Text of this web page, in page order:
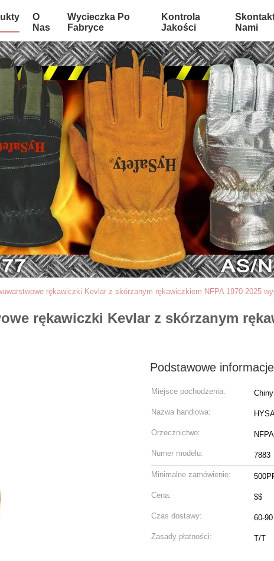
O
Nas
Wycieczka Po
Fabryce
Kontrola
Jakości
Nami
rękawiczki Kevlar z skórzanym rękawiczkiem NFPA 1970-2025
rękawiczki Kevlar z skórzanym
Podstawowe informacje
Miejsce pochodzenia: Chiny
Nazwa handlowa:
Orzecznictwo:
Numer modelu: 7883
Minimalne zamówienie:
Cena: $$
Czas dostawy: 60-
Zasady płatności: T/T